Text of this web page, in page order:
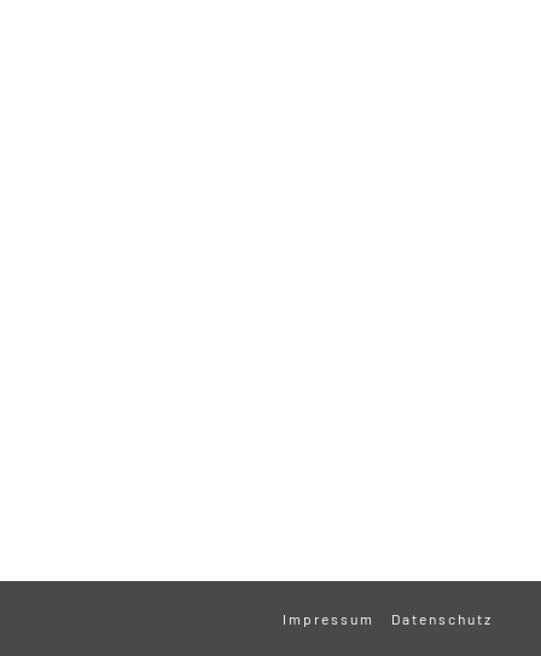
Impressum Datenschutz